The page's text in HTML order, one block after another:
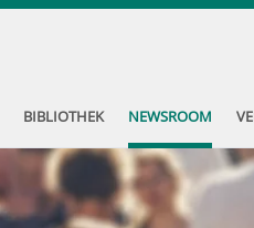
BIBLIOTHEK NEWSROOM